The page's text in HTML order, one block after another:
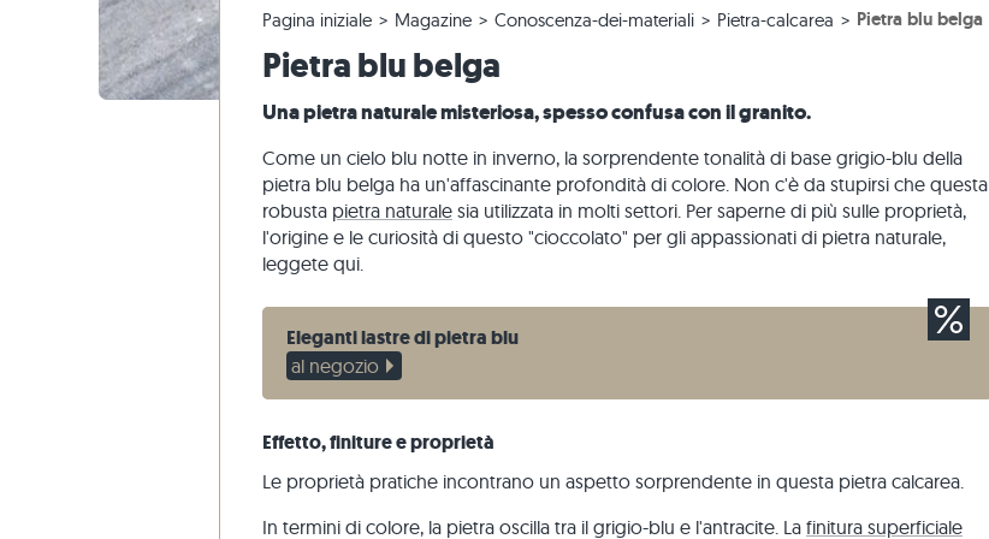
Piastrelle in quarzite
Piastrelle di marmo
Piastrelle antiche
Rivestimenti di pietra
Piastrelle beige
Piastrelle grigie
Pavimento calcarea
Pavimento marmo
Pavimento quarzite
Lastre per terrazze beige
Pavimento grigio
Sampietrini calcari
Gradini di blocco di gneiss
Gradini di blocco calcari
Mattoni di pietra travertino
Reclami e riordini
Modifica e annullamento dell'ordine
Spedizione di campioni
Tour panoramico
Progettazione di giardini
Stili di vita
Marmo
Quarzite
Travertino
Pagina iniziale Magazine Conoscenza-dei-materiali Pietra-calcarea Pietra blu belga
Pietra blu belga
Una pietra naturale misteriosa, spesso confusa con il granito.
Come un cielo blu notte in inverno, la sorprendente tonalità di base grigio-blu della
pietra blu belga ha un'affascinante profondità di colore. Non c'è da stupirsi che questa
robusta pietra naturalesia utilizzata in molti settori. Per saperne di più sulle proprietà,
l'origine e le curiosità di questo "cioccolato" per gli appassionati di pietra naturale,
leggete qui.
Eleganti lastre di pietra blu
al negozio
Effetto, finiture e proprietà
Le proprietà pratiche incontrano un aspetto sorprendente in questa pietra calcarea.
In termini di colore, la pietra oscilla tra il grigio-blu e l'antracite. La finitura superficiale